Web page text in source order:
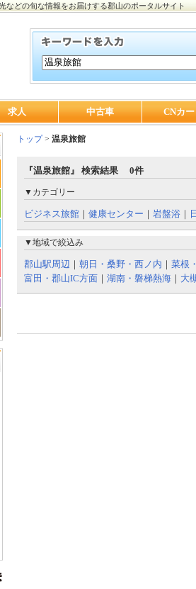
などの旬な情報をお届けする郡山のポータルサイト
求人 中古車 CNカ
トップ> 温泉旅館
『温泉旅館』 検索結果 0件
▼カテゴリー
ビジネス旅館 ｜ 健康センター ｜ 岩盤浴 ｜
▼地域で絞込み
郡山駅周辺 ｜ 朝日・桑野・西ノ内 ｜ 菜根
富田・郡山IC方面 ｜ 湖南・磐梯熱海 ｜ 大